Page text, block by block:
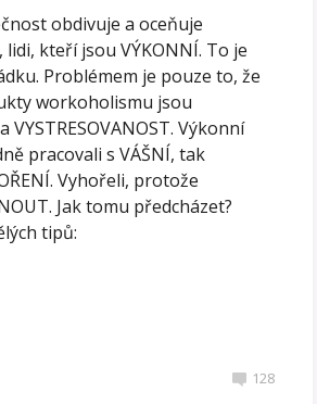
obdivuje a oceňuje
lidi, kteří jsou VÝKONNÍ. To je
Problémem je pouze to, že
workoholismu jsou
VYSTRESOVANOST. Výkonní
pracovali s VÁŠNÍ, tak
Vyhořeli, protože
Jak tomu předcházet?
tipů:
128